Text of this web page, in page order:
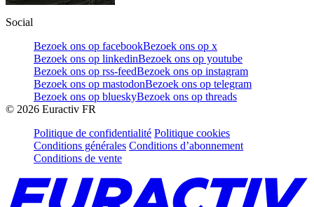
Social
Bezoek ons op facebookBezoek ons op x
Bezoek ons op linkedinBezoek ons op youtube
Bezoek ons op rss-feedBezoek ons op instagram
Bezoek ons op mastodonBezoek ons op telegram
Bezoek ons op blueskyBezoek ons op threads
© 2026 Euractiv FR
Politique de confidentialité Politique cookies
Conditions générales Conditions d’abonnement
Conditions de vente